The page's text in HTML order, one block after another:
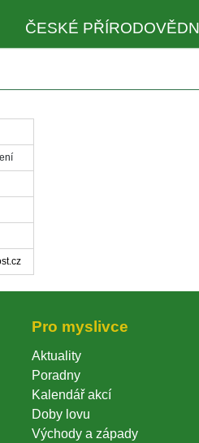
ČESKÉ
Pro myslivce
Aktuality
Poradny
Kalendář akcí
Doby lovu
Východy a západy